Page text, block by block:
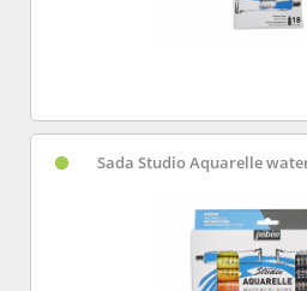
Sada Studio Aquarelle